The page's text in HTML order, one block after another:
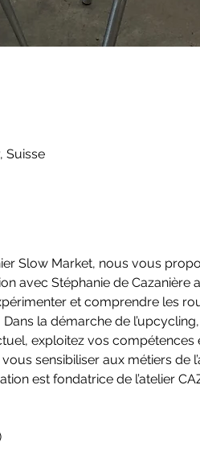
Suisse
Slow Market, nous vous
avec Stéphanie de Cazanière
et comprendre les
la démarche de
exploitez vos
sensibiliser aux métiers de
est fondatrice de l’atelier